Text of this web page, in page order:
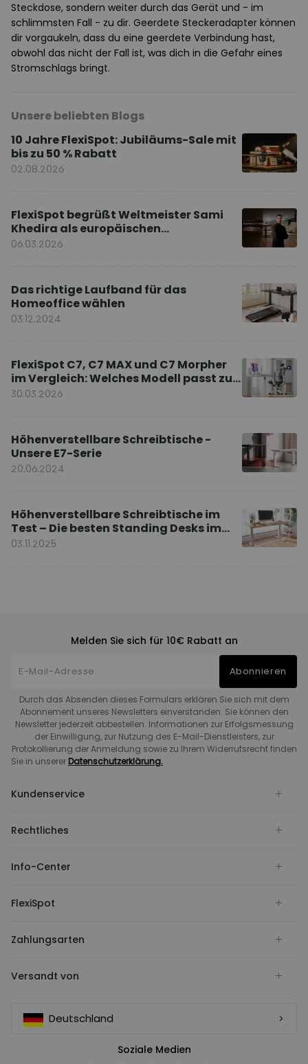
Steckdose, sondern weiter durch das Gerät und - im
schlimmsten Fall - zu dir. Geerdete Steckeradapter können
dir vorgaukeln, dass du eine geerdete Verbindung hast,
obwohl das nicht der Fall ist, was dich in die Gefahr eines
Stromschlags bringt.
Unsere beliebten Blogs
10 Jahre FlexiSpot: Jubiläums-Sale mit
bis zu 50 % Rabatt
02.08.2026
FlexiSpot begrüßt Weltmeister Sami
Khedira als europäischen
Markenbotschafter
06.03.2026
Das richtige Laufband für das
Homeoffice wählen
03.12.2024
FlexiSpot C7, C7 MAX und C7 Morpher
im Vergleich: Welches Modell passt zu
Ihnen?
30.03.2026
Höhenverstellbare Schreibtische -
Unsere E7-Serie
20.06.2024
Höhenverstellbare Schreibtische im
Test – Die besten Standing Desks im
Vergleich
03.11.2025
Melden Sie sich für 10€ Rabatt an
Abonnieren
Durch das Absenden dieses Formulars erklären Sie sich mit dem
Abonnement unseres Newsletters einverstanden. Sie können den
Newsletter jederzeit abbestellen. Informationen zur Erfolgsmessung
der Einwilligung, zur Nutzung des E-Mail-Dienstleisters, zur
Protokollierung der Anmeldung sowie zu Ihrem Widerrufsrecht finden
Sie in unserer Datenschutzerklärung.
Kundenservice
Rechtliches
Info-Center
FlexiSpot
Zahlungsarten
Versandt von
Deutschland
Soziale Medien